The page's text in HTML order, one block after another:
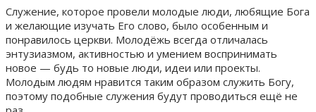
Служение, которое провели молодые люди, любящие Бога
и желающие изучать Его слово, было особенным и
понравилось церкви. Молодёжь всегда отличалась
энтузиазмом, активностью и умением воспринимать
новое — будь то новые люди, идеи или проекты.
Молодым людям нравится таким образом служить Богу,
поэтому подобные служения будут проводиться ещё не